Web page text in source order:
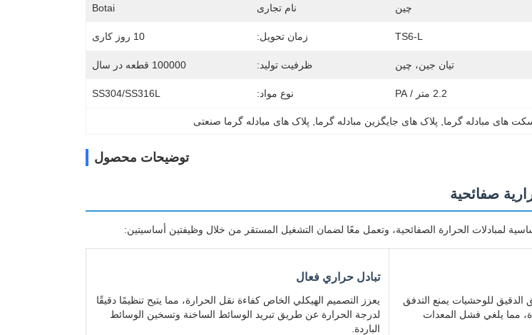
چین نام تجاری Botai
TS6-L زمان تحویل: 10 روز کاری
تیان جین، چین ظرفیت تولید: 100000 قطعه در سال
2.2 متر / PA نوع مواد: SS304/SS316L
های مبادله گرما پلاک های جایگزین مبادله گرما پلاک های مبادله گرما صنعتی
توضیحات محصول
صفائحية
الدقيق للوحشيات يمنع التدفق
مما يلغي فشل المعدات
تبادل حراري فعال
يعزز التصميم الهيكلي الخاص كفاءة نقل الحرارة، مما يتيح تنظيمًا دقيقًا
لدرجة الحرارة عن طريق تبريد الوسائط الساخنة وتسخين الوسائط
الباردة.